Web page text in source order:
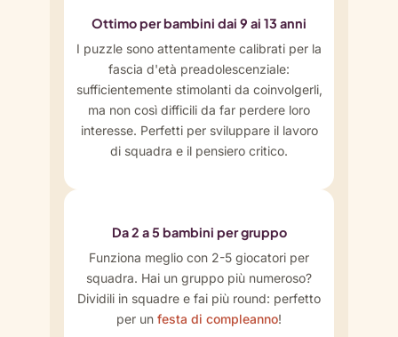
Ottimo per bambini dai 9 ai 13 anni
I puzzle sono attentamente calibrati per la
fascia d'età preadolescenziale:
sufficientemente stimolanti da coinvolgerli,
ma non così difficili da far perdere loro
interesse. Perfetti per sviluppare il lavoro
di squadra e il pensiero critico.
Da 2 a 5 bambini per gruppo
Funziona meglio con 2-5 giocatori per
squadra. Hai un gruppo più numeroso?
Dividili in squadre e fai più round: perfetto
per un festa di compleanno!